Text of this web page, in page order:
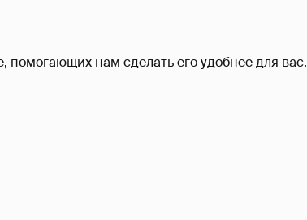
помогающих нам сделать его удобнее для вас.